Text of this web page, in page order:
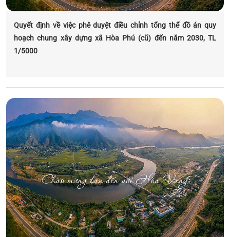
Quyết định về việc phê duyệt điều chỉnh tổng thể đồ án quy
hoạch chung xây dựng xã Hòa Phú (cũ) đến năm 2030, TL
1/5000